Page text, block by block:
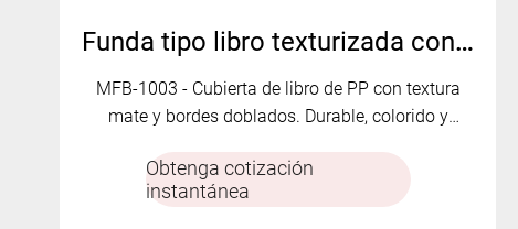
Funda tipo libro texturizada con acabado mate de PP - MFB-1003
MFB-1003 - Cubierta de libro de PP con textura
mate y bordes doblados. Durable, colorido y
demandas del mercado.
Obtenga cotización
instantánea